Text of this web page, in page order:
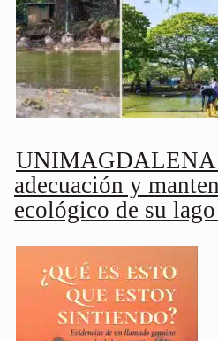
UNIMAGDALENA
adecuación y
ecológico de su